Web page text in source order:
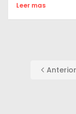
Leer mas
Anterior